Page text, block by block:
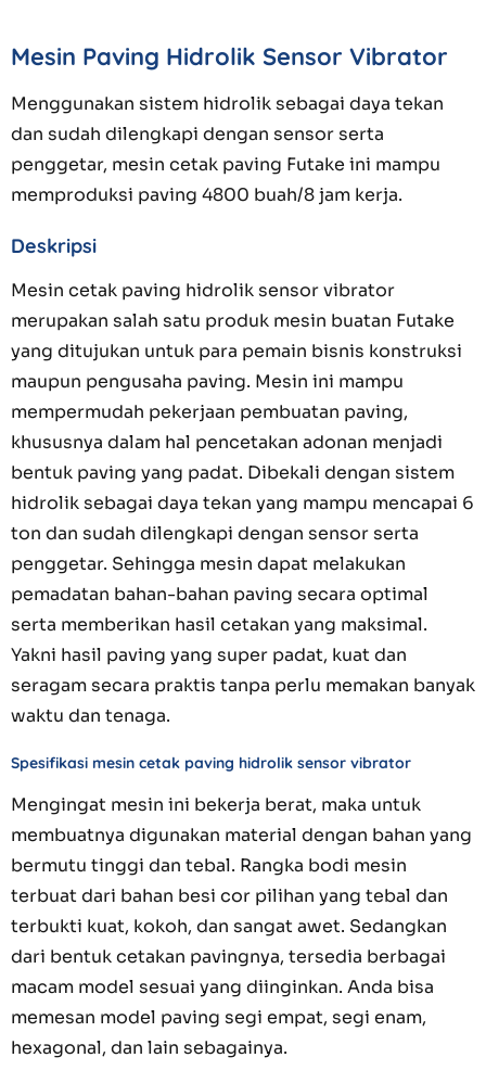
Mesin Paving Hidrolik Sensor Vibrator
Menggunakan sistem hidrolik sebagai daya tekan
dan sudah dilengkapi dengan sensor serta
penggetar, mesin cetak paving Futake ini mampu
memproduksi paving 4800 buah/8 jam kerja.
Deskripsi
Mesin cetak paving hidrolik sensor vibrator
merupakan salah satu produk mesin buatan Futake
yang ditujukan untuk para pemain bisnis konstruksi
maupun pengusaha paving. Mesin ini mampu
mempermudah pekerjaan pembuatan paving,
khususnya dalam hal pencetakan adonan menjadi
bentuk paving yang padat. Dibekali dengan sistem
hidrolik sebagai daya tekan yang mampu mencapai 6
ton dan sudah dilengkapi dengan sensor serta
penggetar. Sehingga mesin dapat melakukan
pemadatan bahan-bahan paving secara optimal
serta memberikan hasil cetakan yang maksimal.
Yakni hasil paving yang super padat, kuat dan
seragam secara praktis tanpa perlu memakan banyak
waktu dan tenaga.
Spesifikasi mesin cetak paving hidrolik sensor vibrator
Mengingat mesin ini bekerja berat, maka untuk
membuatnya digunakan material dengan bahan yang
bermutu tinggi dan tebal. Rangka bodi mesin
terbuat dari bahan besi cor pilihan yang tebal dan
terbukti kuat, kokoh, dan sangat awet. Sedangkan
dari bentuk cetakan pavingnya, tersedia berbagai
macam model sesuai yang diinginkan. Anda bisa
memesan model paving segi empat, segi enam,
hexagonal, dan lain sebagainya.